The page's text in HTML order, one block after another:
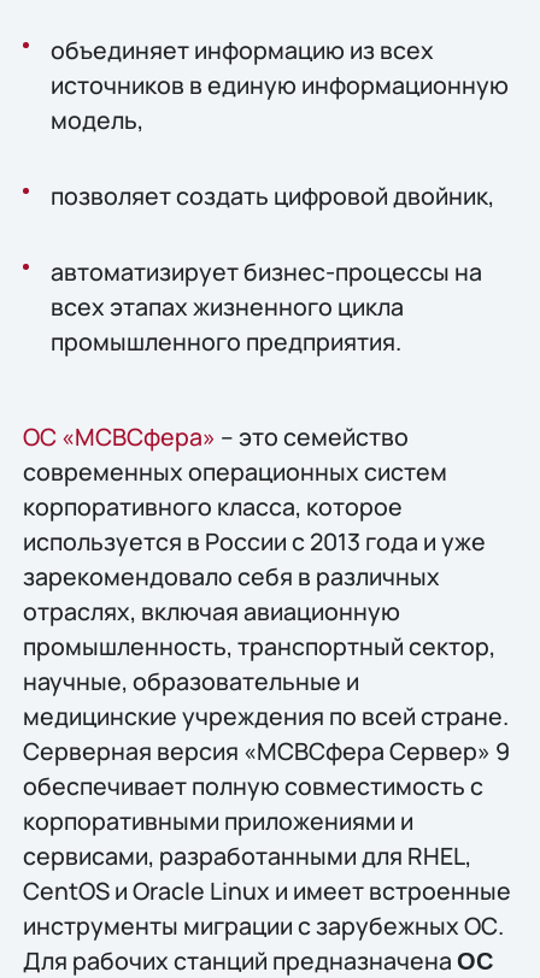
объединяет информацию из всех
источников в единую информационную
модель,
позволяет создать цифровой двойник,
автоматизирует бизнес-процессы на
всех этапах жизненного цикла
промышленного предприятия.
ОС «МСВСфера» – это семейство
современных операционных систем
корпоративного класса, которое
используется в России с 2013 года и уже
зарекомендовало себя в различных
отраслях, включая авиационную
промышленность, транспортный сектор,
научные, образовательные и
медицинские учреждения по всей стране.
Серверная версия «МСВСфера Сервер» 9
обеспечивает полную совместимость с
корпоративными приложениями и
сервисами, разработанными для RHEL,
CentOS и Oracle Linux и имеет встроенные
инструменты миграции с зарубежных ОС.
Для рабочих станций предназначена ОС